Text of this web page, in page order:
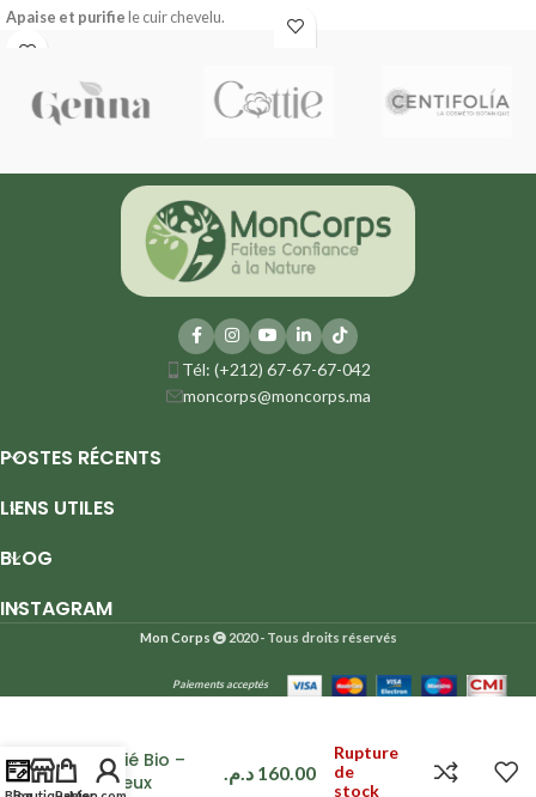
Apaise et purifie le cuir chevelu.
La chevelure devient
Base lavante extrêmement douce
Sans sulfate*
99% d’ingrédients d’origine naturelle
Tél: (+212) 67-67-67-042
moncorps@moncorps.ma
POSTES RÉCENTS
LIENS UTILES
BLOG
INSTAGRAM
Mon Corps 2020 - Tous droits réservés
Paiements acceptés
Shampoing
certifié Bio –
Cheveux
160.00 د.م.
Rupture
de
stock